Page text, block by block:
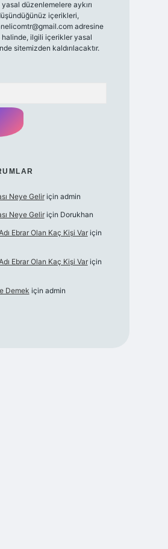
düzenlemelere aykırı
içerikleri,
adresine
halinde, ilgili içerikler yasal
sitemizden kaldırılacaktır.
Neye Geliriçin admin
Neye Geliriçin Dorukhan
Ebrar Olan Kaç Kişi Variçin
Ebrar Olan Kaç Kişi Variçin
Demek için admin